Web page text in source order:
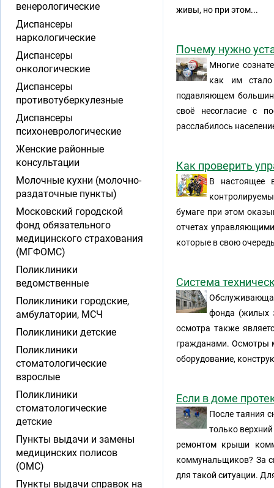
живы, но при этом...
Почему нужно
Многие
как им стало
подавляющем
своё несогласие с
расслабилось
Как проверить
В настоящее
бумаге при этом
отчетах
которые в свою
Система
фонда (жилых
осмотра также
гражданами. Осмотры
оборудование,
Если в доме
После таяния
только
ремонтом крыши
коммунальщиков? За
для такой ситуации.
венерологические
Диспансеры
наркологические
Диспансеры
онкологические
Диспансеры
противотуберкулезные
Диспансеры
психоневрологические
Женские районные
консультации
Молочные кухни (молочно-
раздаточные пункты)
Московский городской
фонд обязательного
медицинского страхования
(МГФОМС)
Поликлиники
ведомственные
Поликлиники городские,
амбулатории, МСЧ
Поликлиники детские
Поликлиники
стоматологические
взрослые
Поликлиники
стоматологические
детские
Пункты выдачи и замены
медицинских полисов
(ОМС)
Пункты выдачи справок на